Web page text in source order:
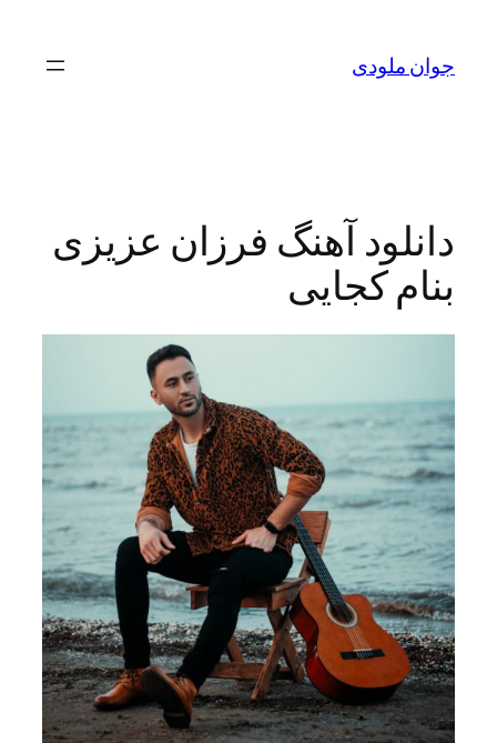
آهنگ فرزان عزیزی
کجایی